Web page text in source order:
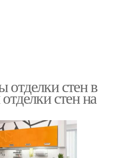
стен в
стен на